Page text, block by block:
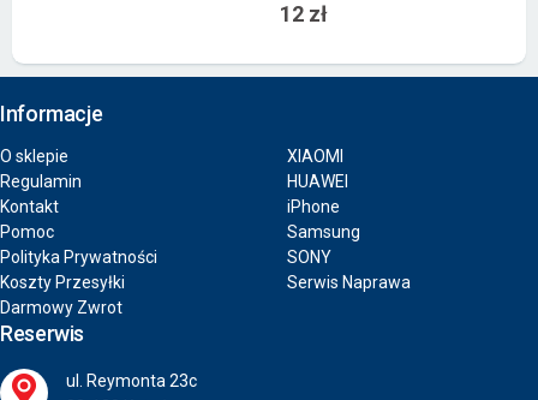
12 zł
Informacje
O sklepie
Regulamin
Kontakt
Pomoc
Polityka Prywatności
Koszty Przesyłki
Darmowy Zwrot
XIAOMI
HUAWEI
iPhone
Samsung
SONY
Serwis Naprawa
Reserwis
ul. Reymonta 23c